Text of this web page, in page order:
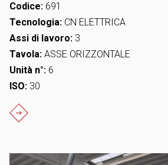
Codice: 691
Tecnologia: CN ELETTRICA
Assi di lavoro: 3
Tavola: ASSE ORIZZONTALE
Unità n°: 6
ISO: 30